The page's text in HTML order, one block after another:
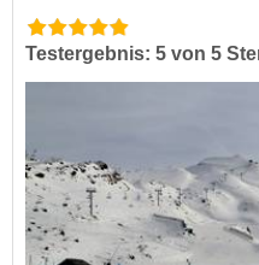
Testergebnis: 5 von 5